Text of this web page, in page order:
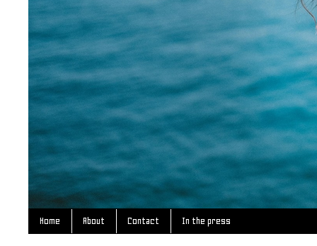
Home About Contact In the press